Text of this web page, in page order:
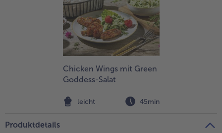
Chicken Wings mit Green
Goddess-Salat
leicht 45min
Produktdetails